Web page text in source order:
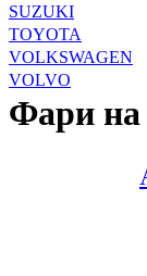
SUZUKI
TOYOTA
VOLKSWAGEN
VOLVO
Фари на